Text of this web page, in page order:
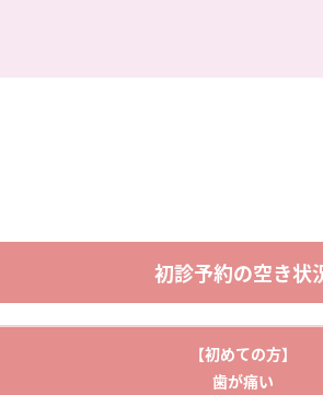
初診予約の空き状
【初めての方】
歯が痛い